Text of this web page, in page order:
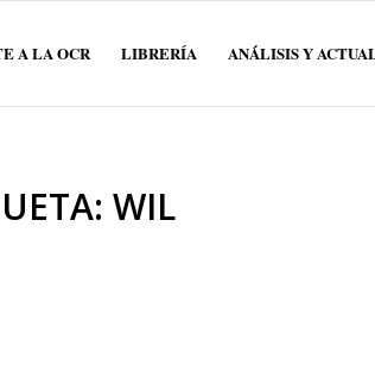
A LA OCR LIBRERÍA ANÁLISIS Y
WIL